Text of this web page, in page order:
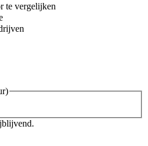
te vergelijken